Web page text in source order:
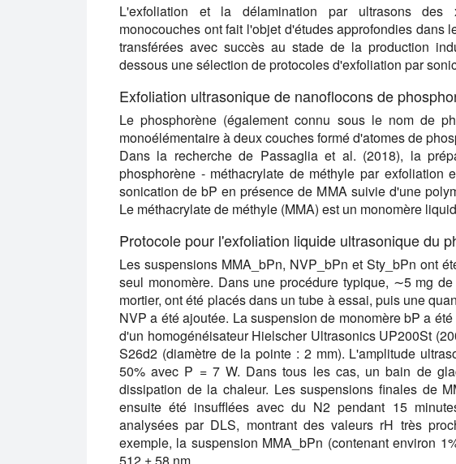
L'exfoliation et la délamination par ultrasons des
monocouches ont fait l'objet d'études approfondies dans
transférées avec succès au stade de la production
dessous une sélection de protocoles d'exfoliation par
Exfoliation ultrasonique de nanoflocons de
Le phosphorène (également connu sous le nom de
monoélémentaire à deux couches formé d'atomes de
Dans la recherche de Passaglia et al. (2018), la
phosphorène - méthacrylate de méthyle par exfoliation
sonication de bP en présence de MMA suivie d'une
Le méthacrylate de méthyle (MMA) est un monomère
Protocole pour l'exfoliation liquide ultrasonique du
Les suspensions MMA_bPn, NVP_bPn et Sty_bPn ont
seul monomère. Dans une procédure typique, ∼5 mg
mortier, ont été placés dans un tube à essai, puis une
NVP a été ajoutée. La suspension de monomère bP a
d'un homogénéisateur Hielscher Ultrasonics UP200St
S26d2 (diamètre de la pointe : 2 mm). L'amplitude
50% avec P = 7 W. Dans tous les cas, un bain de
dissipation de la chaleur. Les suspensions finales de
ensuite été insufflées avec du N2 pendant 15
analysées par DLS, montrant des valeurs rH très
exemple, la suspension MMA_bPn (contenant environ
512 ± 58 nm.